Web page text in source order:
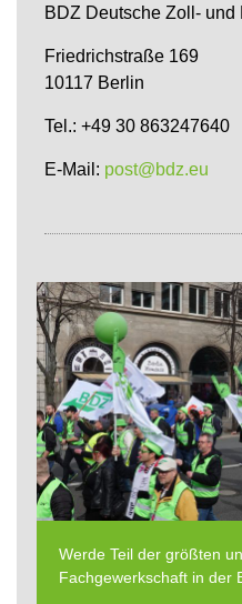
BDZ Deutsche Zoll-
Friedrichstraße 169
10117 Berlin
Tel.: +49 30 863247640
E-Mail: post@bdz.eu
Werde Teil der größten
Fachgewerkschaft in der